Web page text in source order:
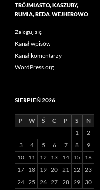
TRÓJMIASTO, KASZUBY,
RUMIA, REDA, WEJHEROWO
Zaloguj się
Kanał wpisów
Kanał komentarzy
WordPress.org
SIERPIEŃ 2026
P W Ś C P S
N
1
2
3
4 5 6 7 8
9
10
11 12 13 14 15
16
17
18 19 20 21 22 23
24 25 26 27 28 29
30